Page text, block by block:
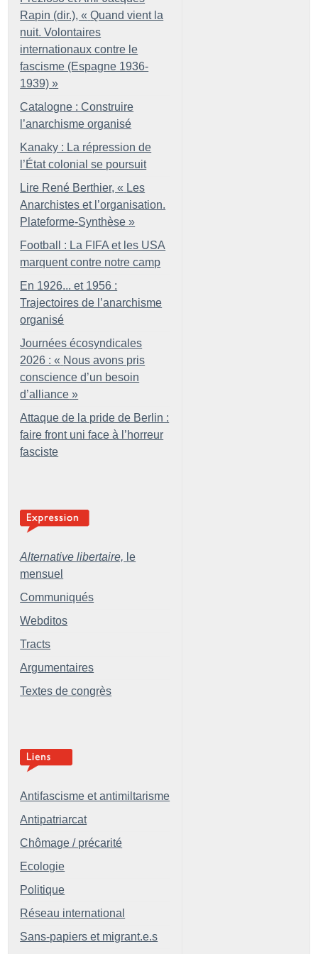
Rapin (dir.), « Quand vient la
nuit. Volontaires
internationaux contre le
fascisme (Espagne 1936-
1939) »
Catalogne : Construire
l’anarchisme organisé
Kanaky : La répression de
l’État colonial se poursuit
Lire René Berthier, « Les
Anarchistes et l’organisation.
Plateforme-Synthèse »
Football : La FIFA et les USA
marquent contre notre camp
En 1926... et 1956 :
Trajectoires de l’anarchisme
organisé
Journées écosyndicales
2026 : « Nous avons pris
conscience d’un besoin
d’alliance »
Attaque de la pride de Berlin :
faire front uni face à l’horreur
fasciste
Alternative libertaire, le
mensuel
Communiqués
Webditos
Tracts
Argumentaires
Textes de congrès
Antifascisme et antimiltarisme
Antipatriarcat
Chômage / précarité
Ecologie
Politique
Réseau international
Sans-papiers et migrant.e.s